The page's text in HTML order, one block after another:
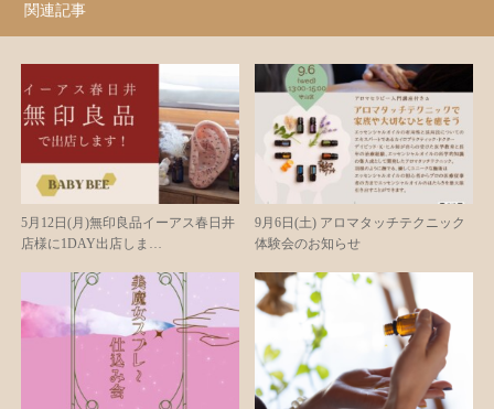
関連記事
5月12日(月)無印良品イーアス春日井
店様に1DAY出店しま…
9月6日(土) アロマタッチテクニック
体験会のお知らせ